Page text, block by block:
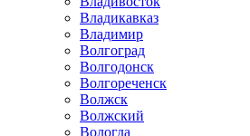
Владикавказ
Владимир
Волгоград
Волгодонск
Волгореченск
Волжск
Волжский
Вологда